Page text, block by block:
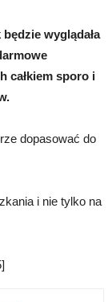
wyglądała
całkiem sporo i
dopasować do
i nie tylko na